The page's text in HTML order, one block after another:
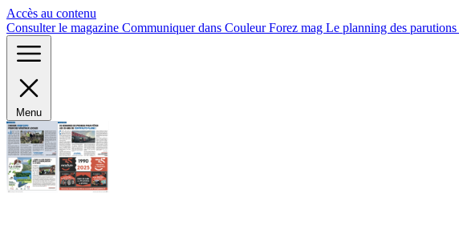
Accès au contenu
Consulter le magazine Communiquer dans Couleur Forez mag Le planning des parutions
Menu
Panneau de gestion des cookies